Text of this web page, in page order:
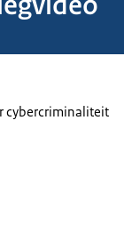
cybercriminaliteit